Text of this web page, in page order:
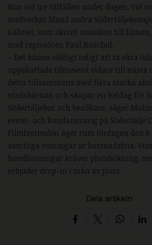
Run vid tre tillfällen under dagen. Vid
medverkar bland andra
Gabriel, som skrivit musiken till
med regissören Paul Raschid.
– Det känns väldigt roligt att ta våra
uppskattade filmevent vidare till nästa
detta tillsammans med flera starka
stadskärnan och skapar en heldag för
Södertäljebor och besökare, säger
event- och kundansvarig på Södertälje
Filmfestivalen äger rum lördagen den
samtliga visningar är kostnadsfria.
hotellvisningar kräver platsbokning,
erbjuder drop-in i mån av plats.
Dela artikeln